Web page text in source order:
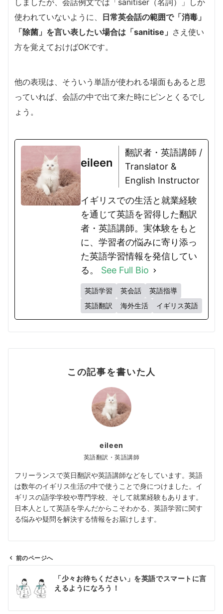
しましたが、会話例文では「sanitiser（名詞）」しか
使われていないように、
日常英会話の範囲で「消毒」
「除菌」を言い表したい場合は「sanitise」 さえ使い
方を覚えておけばOKです。
他の表現は、そういう単語が使われる場面もあると思
っていれば、会話の中で出て来た時にピンとくるでし
ょう。
eileen
翻訳者・英語講師 /
Translator &
English Instructor
イギリスでの生活と就業経験
を通じて英語を習得した翻訳
者・英語講師。実体験をもと
に、学習者の悩みに寄り添っ
た英語学習情報を発信してい
る。 See Full Bio
英語学習 英会話
英語指導
英語翻訳
海外生活 イギリス英語
この記事を書いた人
eileen
英語翻訳・英語講師
フリーランスで英日翻訳や英語講師などをしています。英語
は数年のイギリス生活の中で使うことで身につけました。イ
ギリスの語学学校や専門学校、そして就業経験もあります。
日本人として英語を学んだからこそわかる、英語学習に関す
る悩みや疑問を解決する情報をお届けします。
ビ
前のページへ
「少々お待ちください」を英語でスマートに言
えるようになろう！